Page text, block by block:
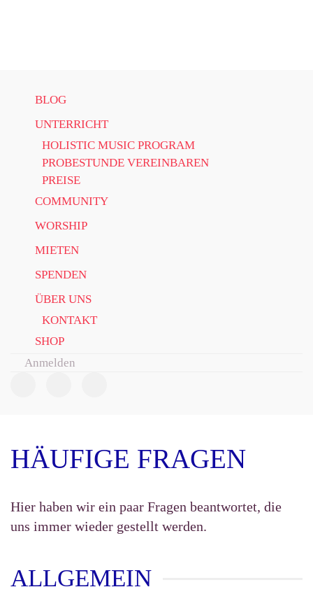
BLOG
UNTERRICHT
HOLISTIC MUSIC PROGRAM
PROBESTUNDE VEREINBAREN
PREISE
COMMUNITY
WORSHIP
MIETEN
SPENDEN
ÜBER UNS
KONTAKT
SHOP
Anmelden
HÄUFIGE FRAGEN
Hier haben wir ein paar Fragen beantwortet, die
uns immer wieder gestellt werden.
ALLGEMEIN